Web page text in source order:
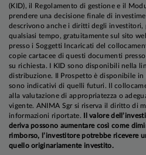
(KID), il Regolamento di gestione e il
prendere una decisione finale di
descrivono anche i diritti degli investitori,
qualsiasi tempo, gratuitamente sul sito
presso i Soggetti Incaricati del
copie cartacee di questi documenti
su richiesta. I KID sono disponibili nella
distribuzione. Il Prospetto è disponibile
sono indicativi di quelli futuri. Il
alla valutazione di appropriatezza o
vigente. ANIMA Sgr si riserva il diritto di
informazioni riportate.
Il valore
deriva possono aumentare così come
rimborso, l’investitore potrebbe ricevere
quello originariamente investito.